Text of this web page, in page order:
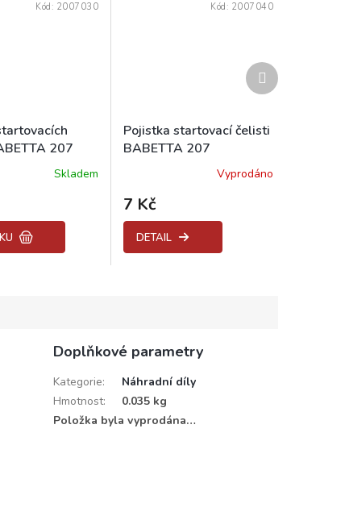
207
Skladem
Kód: 2007030
Pojistka startovací čelisti
BABETTA 207
produktu
je
5,0
z
Vyprodáno
7 Kč
DETAIL
Kód: 2007040
Další
produkt
Doplňkové parametry
Kategorie:
Náhradní díly
Hmotnost:
0.035 kg
Položka byla vyprodána…